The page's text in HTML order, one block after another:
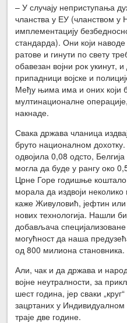
– У случају неприступања
чланства у ЕУ (чланством у
имплементацију
стандарда). Они који
ратове и гинути по свету
обавезан војни рок укинут,
припадници војске и
Међу њима има и оних који
мултинационалне
накнаде.
Свака држава чланица
бруто националном
одвојила 0,08 одсто,
могла да буде у рангу око
Црне Горе годишње
морала да издвоји
каже Живуловић, јефтин
нових технологија. Нашли
добављача
могућност да наша
од 800 милиона становника.
Али, чак и да држава и
војне неутралности, за
шест година, јер сваки
зацртаних у
траје две године.